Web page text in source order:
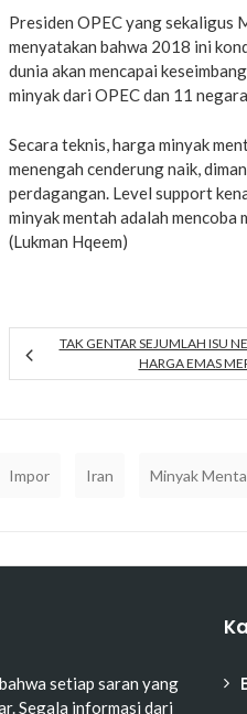
Presiden OPEC yang sekaligus
menyatakan bahwa 2018 ini
dunia akan mencapai
minyak dari OPEC dan 11
Secara teknis, harga minyak
menengah cenderung naik,
perdagangan. Level support
minyak mentah adalah mencoba
(Lukman Hqeem)
TAK GENTAR SEJUMLAH ISU
HARGA EMAS
Impor Iran Minyak
setiap saran yang
Segala informasi dari